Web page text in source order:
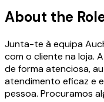
About the
Junta-te à equipa
com o cliente na loja.
de forma atenciosa,
atendimento eficaz e
pessoa. Procuramos